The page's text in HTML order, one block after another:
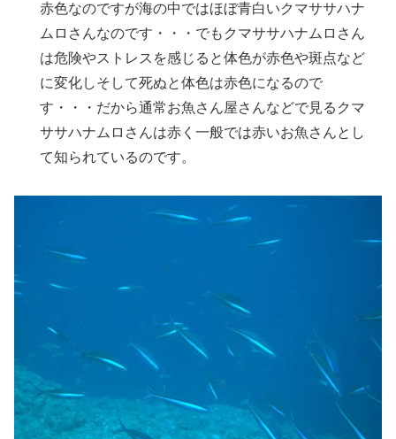
赤色なのですが海の中ではほぼ青白いクマササハナ
ムロさんなのです・・・でもクマササハナムロさん
は危険やストレスを感じると体色が赤色や斑点など
に変化しそして死ぬと体色は赤色になるので
す・・・だから通常お魚さん屋さんなどで見るクマ
ササハナムロさんは赤く一般では赤いお魚さんとし
て知られているのです。